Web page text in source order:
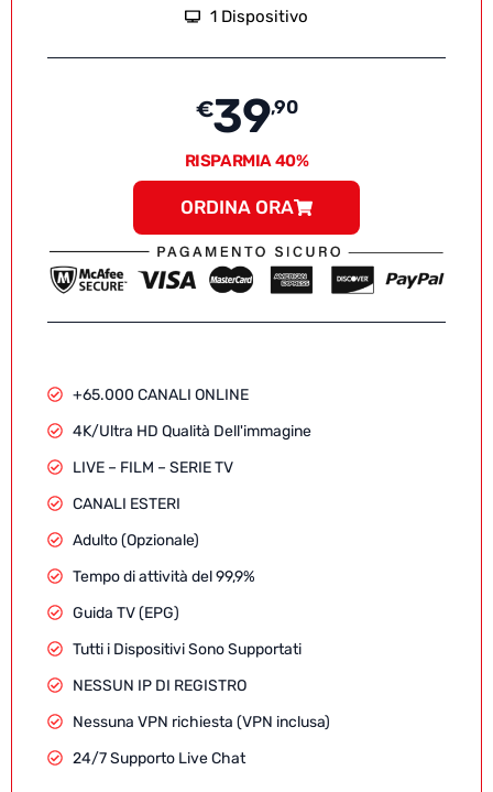
1 Dispositivo
€39,90
RISPARMIA 40%
ORDINA ORA
+65.000 CANALI ONLINE
4K/Ultra HD Qualità Dell'immagine
LIVE – FILM – SERIE TV
CANALI ESTERI
Adulto (Opzionale)
Tempo di attività del 99,9%
Guida TV (EPG)
Tutti i Dispositivi Sono Supportati
NESSUN IP DI REGISTRO
Nessuna VPN richiesta (VPN inclusa)
24/7 Supporto Live Chat